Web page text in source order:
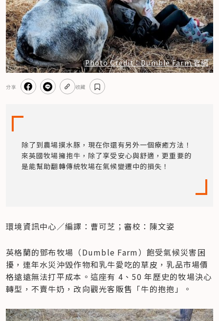
Photo Credit：Dumble Farm 官網
分享 收藏
除了到農場摸水豚，現在你還有另外一個療癒方法！
來英國牧場擁抱牛，除了享受安心與舒適，更重要的
是能幫助翻轉傳統牧場在氣候變遷中的損失！
環境資訊中心／編譯：曹可芝；審校：陳文姿
英格蘭的鄧布牧場（Dumble Farm）飽受氣候災害困
擾，連年水災沖毀作物和乳牛愛吃的草皮，乳品市場價
格遠遠無法打平成本。這座有 4、50 年歷史的牧場決心
轉型，不賣牛奶，改向觀光客販售「牛的抱抱」。